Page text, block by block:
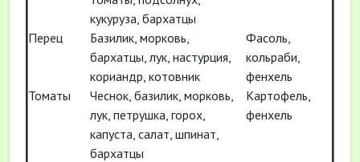
кукуруза, бархатцы
Перец
Базилик, морковь,
бархатцы, лук, настурция,
кориандр, котовник
Фасоль,
кольраби,
фенхель
Томаты
Чеснок, базилик, морковь,
лук, петрушка, горох,
капуста, салат, шпинат,
бархатцы
Картофель,
фенхель